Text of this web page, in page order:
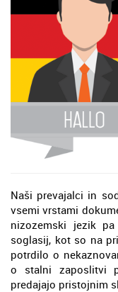
Naši prevajalci in
vsemi vrstami
nizozemski jezik
soglasij, kot so na
potrdilo o
o stalni zaposlitvi
predajajo pristojnim